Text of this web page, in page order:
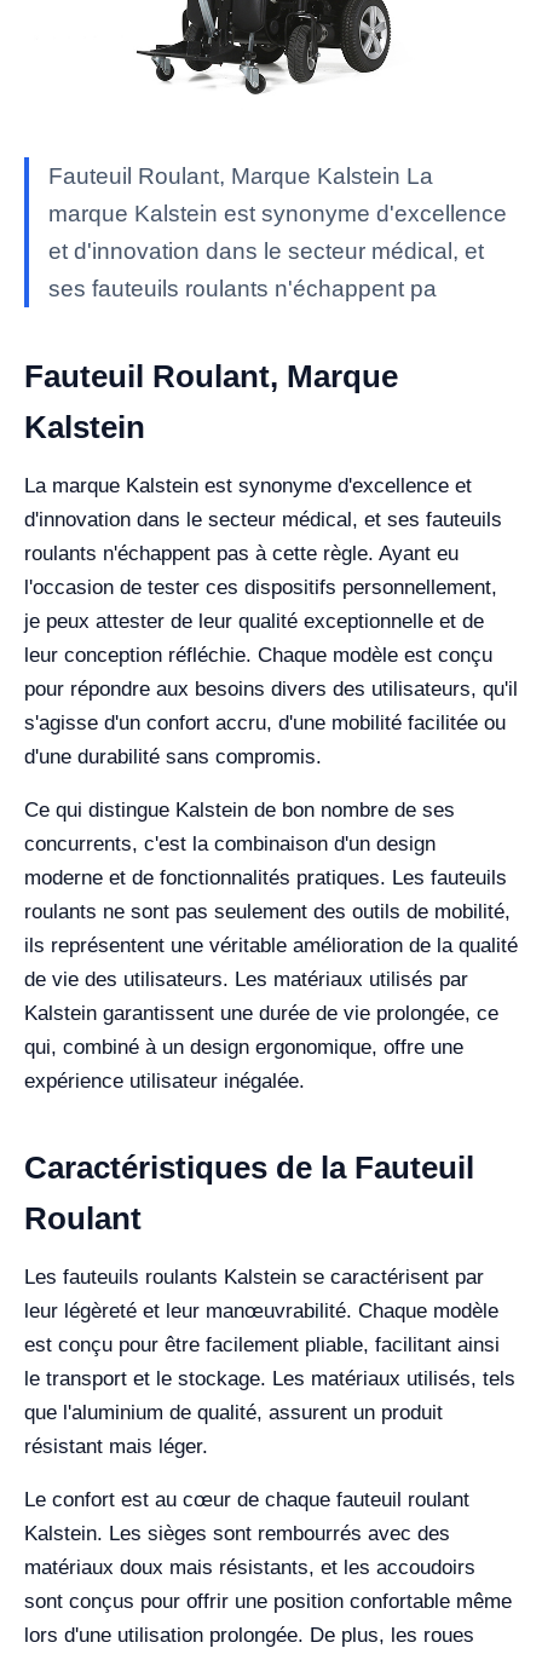
Fauteuil Roulant, Marque Kalstein La
marque Kalstein est synonyme d'excellence
et d'innovation dans le secteur médical, et
ses fauteuils roulants n'échappent pa
Fauteuil Roulant, Marque
Kalstein
La marque Kalstein est synonyme d'excellence et
d'innovation dans le secteur médical, et ses fauteuils
roulants n'échappent pas à cette règle. Ayant eu
l'occasion de tester ces dispositifs personnellement,
je peux attester de leur qualité exceptionnelle et de
leur conception réfléchie. Chaque modèle est conçu
pour répondre aux besoins divers des utilisateurs, qu'il
s'agisse d'un confort accru, d'une mobilité facilitée ou
d'une durabilité sans compromis.
Ce qui distingue Kalstein de bon nombre de ses
concurrents, c'est la combinaison d'un design
moderne et de fonctionnalités pratiques. Les fauteuils
roulants ne sont pas seulement des outils de mobilité,
ils représentent une véritable amélioration de la qualité
de vie des utilisateurs. Les matériaux utilisés par
Kalstein garantissent une durée de vie prolongée, ce
qui, combiné à un design ergonomique, offre une
expérience utilisateur inégalée.
Caractéristiques de la Fauteuil
Roulant
Les fauteuils roulants Kalstein se caractérisent par
leur légèreté et leur manœuvrabilité. Chaque modèle
est conçu pour être facilement pliable, facilitant ainsi
le transport et le stockage. Les matériaux utilisés, tels
que l'aluminium de qualité, assurent un produit
résistant mais léger.
Le confort est au cœur de chaque fauteuil roulant
Kalstein. Les sièges sont rembourrés avec des
matériaux doux mais résistants, et les accoudoirs
sont conçus pour offrir une position confortable même
lors d'une utilisation prolongée. De plus, les roues